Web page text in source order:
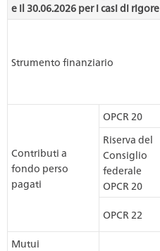
e il 30.06.2026 per i casi di rigore
Strumento finanziario
Contributi a
fondo perso
pagati
OPCR 20
Riserva del
Consiglio
federale
OPCR 20
OPCR 22
Mutui